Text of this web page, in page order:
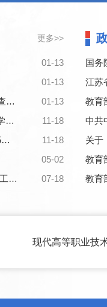
更多>>
01-13
01-13
关于开展校第一批“揭榜挂帅”项目年度检查的通知
01-13
关于开展2025-2026学年第一学期期中教学检查的通知
11-18
关于征集(报送)、评选学校质量年报(2025年度) “典型案例”的通知
11-18
05-02
关于开展学校“十四五”发展规划 中期评估工作的通知
07-18
现代高等职业技